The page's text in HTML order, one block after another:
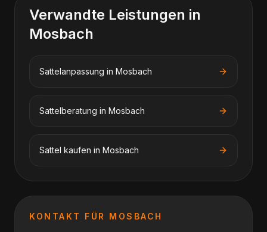
Verwandte Leistungen in
Mosbach
Sattelanpassung in Mosbach
Sattelberatung in Mosbach
Sattel kaufen in Mosbach
KONTAKT FÜR MOSBACH